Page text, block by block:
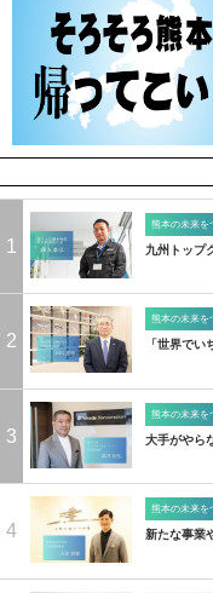
1
熊本の未来を
九州トップ
2
熊本の未来を
「世界で
3
熊本の未来を
大手がやら
4
熊本の未来を
新たな事業